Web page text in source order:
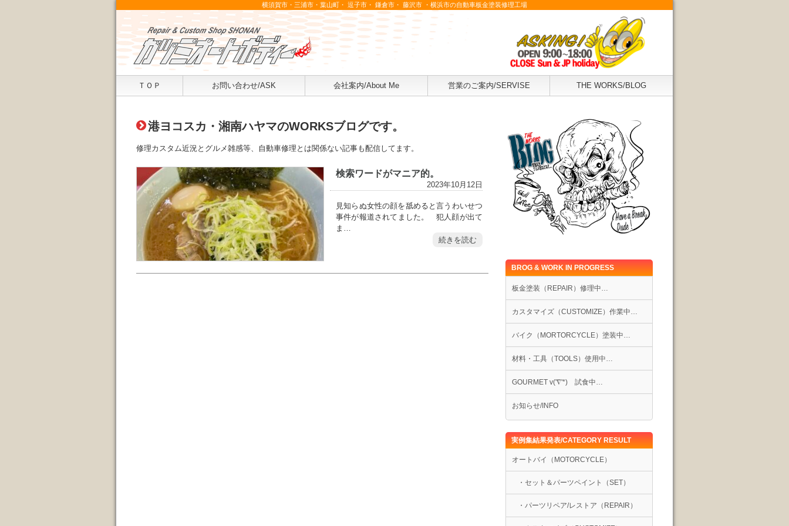
横須賀市・三浦市・葉山町・ 逗子市・ 鎌倉市・ 藤沢市 ・横浜市の自動車板金塗装修理工場
ＴＯＰ お問い合わせ/ASK 会社案内/About Me 営業のご案内/SERVISE THE WORKS/BLOG
港ヨコスカ・湘南ハヤマのWORKSブログです。
修理カスタム近況とグルメ雑感等、自動車修理とは関係ない記事も配信してます。
検索ワードがマニア的。
2023年10月12日
見知らぬ女性の顔を舐めると言うわいせつ
事件が報道されてました。 犯人顔が出て
ま…
続きを読む
BROG & WORK IN PROGRESS
板金塗装（REPAIR）修理中…
カスタマイズ（CUSTOMIZE）作業中…
バイク（MORTORCYCLE）塗装中…
材料・工具（TOOLS）使用中…
GOURMET v('∇'*) 試食中…
お知らせ/INFO
実例集結果発表/CATEGORY RESULT
オートバイ（MOTORCYCLE）
・セット＆パーツペイント（SET）
・パーツリペア/レストア（REPAIR）